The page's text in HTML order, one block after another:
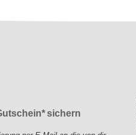
sichern